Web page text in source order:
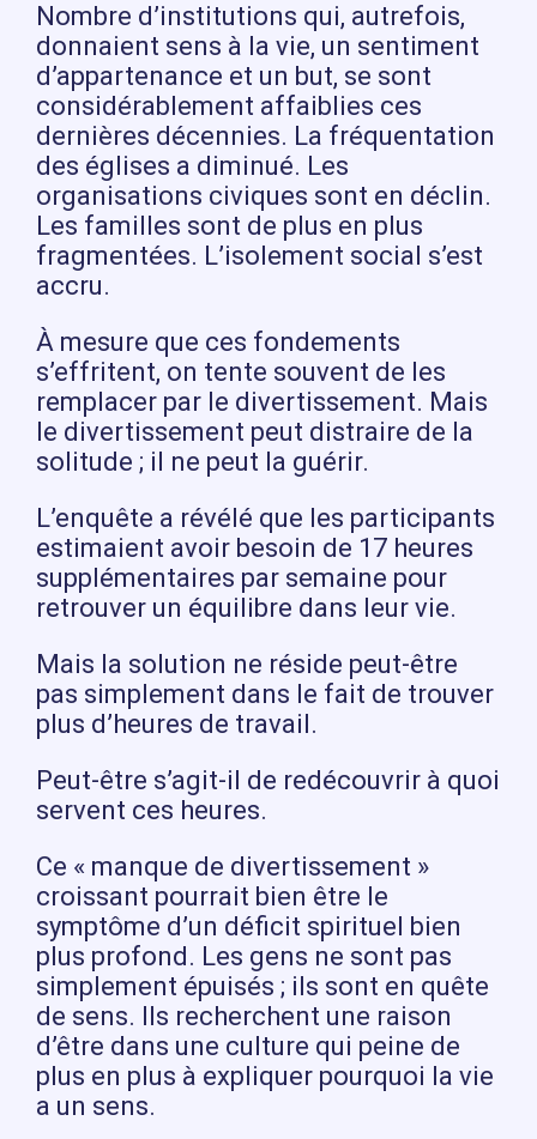
Nombre d’institutions qui, autrefois,
donnaient sens à la vie, un sentiment
d’appartenance et un but, se sont
considérablement affaiblies ces
dernières décennies. La fréquentation
des églises a diminué. Les
organisations civiques sont en déclin.
Les familles sont de plus en plus
fragmentées. L’isolement social s’est
accru.
À mesure que ces fondements
s’effritent, on tente souvent de les
remplacer par le divertissement. Mais
le divertissement peut distraire de la
solitude ; il ne peut la guérir.
L’enquête a révélé que les participants
estimaient avoir besoin de 17 heures
supplémentaires par semaine pour
retrouver un équilibre dans leur vie.
Mais la solution ne réside peut-être
pas simplement dans le fait de trouver
plus d’heures de travail.
Peut-être s’agit-il de redécouvrir à quoi
servent ces heures.
Ce « manque de divertissement »
croissant pourrait bien être le
symptôme d’un déficit spirituel bien
plus profond. Les gens ne sont pas
simplement épuisés ; ils sont en quête
de sens. Ils recherchent une raison
d’être dans une culture qui peine de
plus en plus à expliquer pourquoi la vie
a un sens.